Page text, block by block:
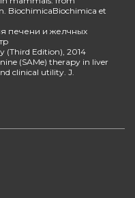
BiochimicaBiochimica et
печени и желчных
(Third Edition), 2014
(SAMe) therapy in liver
clinical utility. J.